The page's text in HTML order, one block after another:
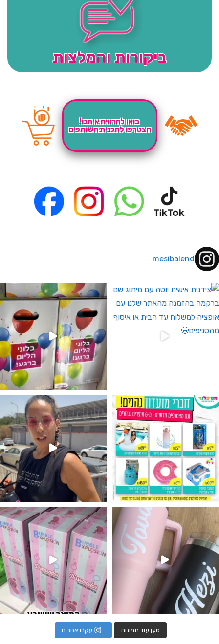
ביקורות והמלצות
בואו להרוויח איתנו!
הצטרפו לתכנית השותפים
mesibalend
לחברי מועדון ומצטרפים חדשים🤍
מין העובר רק במסיבלנד !! קיים
מטף לגילוי מין העובר חזר למלא
טען עוד תמונות עקבו אחרינו